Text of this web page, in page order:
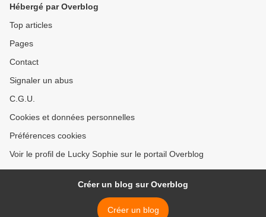
Hébergé par Overblog
Top articles
Pages
Contact
Signaler un abus
C.G.U.
Cookies et données personnelles
Préférences cookies
Voir le profil de Lucky Sophie sur le portail Overblog
Créer un blog sur Overblog
Créer un blog